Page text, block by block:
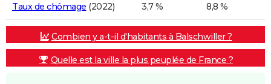
Taux de chômage (2022) 3,7 % 8,8 %
Combien y a-t-il d'habitants à Balschwiller ?
Quelle est la ville la plus peuplée de France ?